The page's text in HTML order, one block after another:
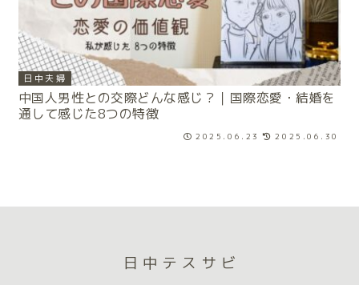
日中夫婦
中国人男性との交際どんな感じ？｜国際恋愛・結婚を
通して感じた8つの特徴
2025.06.23 2025.06.30
日中テスサビ